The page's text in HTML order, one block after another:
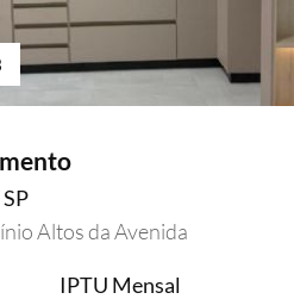
Altos da Avenida
IPTU Mensal